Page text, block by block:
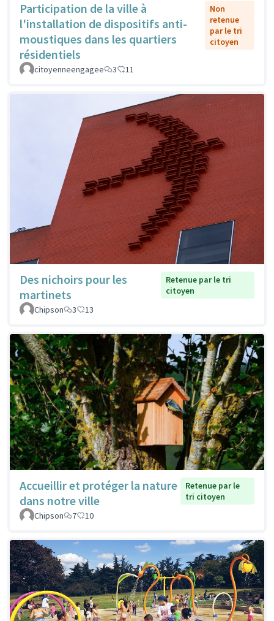
Participation de la ville à
l'installation de dispositifs anti-
moustiques dans les quartiers
résidentiels
Non
retenue
par le tri
citoyen
citoyenneengagee 3 11
Des nichoirs pour les
martinets
Retenue par le tri
citoyen
Chipson
3 13
Accueillir et protéger la nature
dans notre ville
Retenue par le
tri citoyen
Chipson
7 10